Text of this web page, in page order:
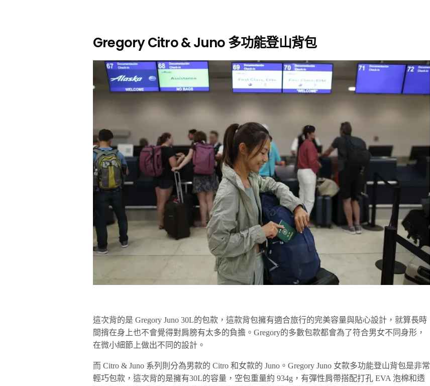
Gregory Citro & Juno 多功能登山背包
這次背的是 Gregory Juno 30L的包款，這款背包擁有適合旅行的完美容量與貼心設計，就算長時
間揹在身上也不會覺得對肩膀有太多的負擔。Gregory的多數包款都會為了符合男女不同身形，
在微小細節上做出不同的設計。
而 Citro & Juno 系列則分為男款的 Citro 和女款的 Juno。Gregory Juno 女款多功能登山背包是非常
輕巧包款，這次背的是擁有30L的容量，空包重量約 934g，有彈性肩帶搭配打孔 EVA 泡棉和透